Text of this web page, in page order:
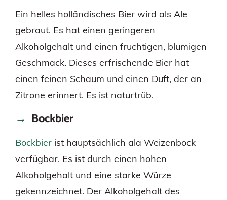
Ein helles holländisches Bier wird als Ale
gebraut. Es hat einen geringeren
Alkoholgehalt und einen fruchtigen, blumigen
Geschmack. Dieses erfrischende Bier hat
einen feinen Schaum und einen Duft, der an
Zitrone erinnert. Es ist naturtrüb.
Bockbier
Bockbier ist hauptsächlich ala Weizenbock
verfügbar. Es ist durch einen hohen
Alkoholgehalt und eine starke Würze
gekennzeichnet. Der Alkoholgehalt des